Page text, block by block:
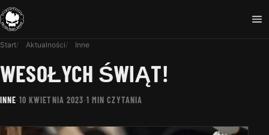
Start Aktualności Inne
WESOŁYCH ŚWIĄT!
INNE·10 KWIETNIA 2023·1 MIN CZYTANIA